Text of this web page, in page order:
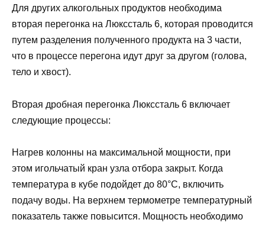
Для других алкогольных продуктов необходима
вторая перегонка на Люкссталь 6, которая проводится
путем разделения полученного продукта на 3 части,
что в процессе перегона идут друг за другом (голова,
тело и хвост).
Вторая дробная перегонка Люкссталь 6 включает
следующие процессы:
Нагрев колонны на максимальной мощности, при
этом игольчатый кран узла отбора закрыт. Когда
температура в кубе подойдет до 80°С, включить
подачу воды. На верхнем термометре температурный
показатель также повысится. Мощность необходимо